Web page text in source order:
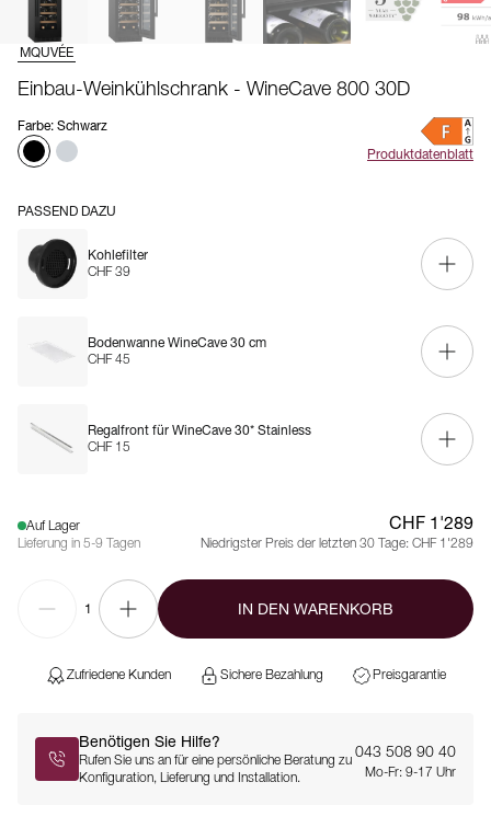
MQUVÉE
Einbau-Weinkühlschrank - WineCave 800 30D
Farbe: Schwarz
Produktdatenblatt
PASSEND DAZU
Kohlefilter
CHF 39
Bodenwanne WineCave 30 cm
CHF 45
Regalfront für WineCave 30* Stainless
CHF 15
Auf Lager
Lieferung in 5-9 Tagen
CHF 1'289
Niedrigster Preis der letzten 30 Tage: CHF 1'289
1 IN DEN WARENKORB
Zufriedene Kunden Sichere Bezahlung Preisgarantie
Benötigen Sie Hilfe?
Rufen Sie uns an für eine persönliche Beratung zu
Konfiguration, Lieferung und Installation.
043 508 90 40
Mo-Fr: 9-17 Uhr